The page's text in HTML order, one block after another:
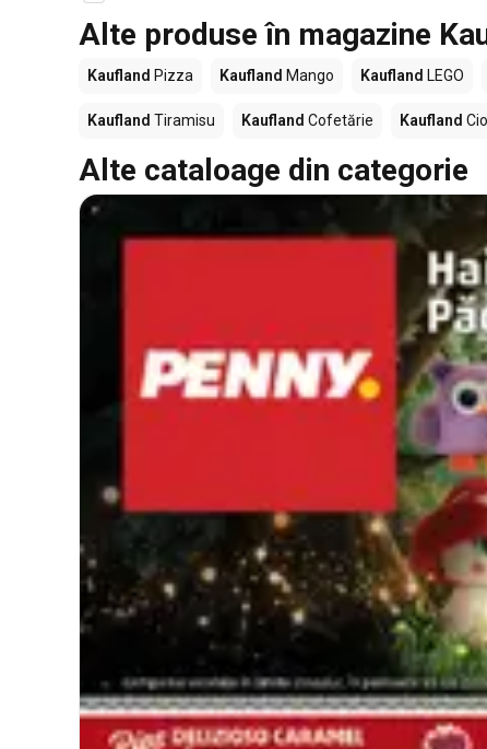
Alte produse în magazine
Kaufland Pizza Kaufland Mango Kaufland LEGO
Kaufland Tiramisu Kaufland Cofetărie Kaufland
Alte cataloage din categorie